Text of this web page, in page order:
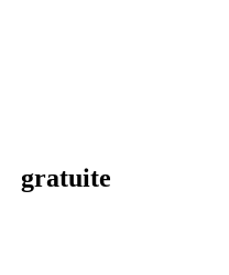
gratuite